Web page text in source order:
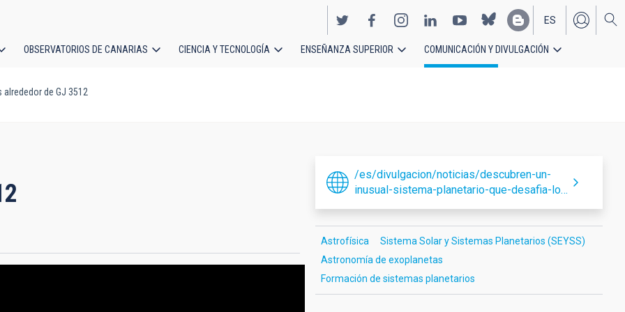
EN
ES
OBSERVATORIOS DE CANARIAS CIENCIA Y TECNOLOGÍA ENSEÑANZA SUPERIOR COMUNICACIÓN Y DIVULGACIÓN
alrededor de GJ 3512
/es/divulgacion/noticias/descubren-un-
inusual-sistema-planetario-que-desafia-lo…
Astrofísica
Sistema Solar y Sistemas Planetarios (SEYSS)
Astronomía de exoplanetas
Formación de sistemas planetarios